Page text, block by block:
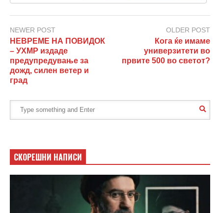
NEWER POST
НЕВРЕМЕ НА ПОВИДОК
– УХМР издаде
предупредување за
дожд, силен ветер и
град
OLDER POST
Кога ќе имаме
универзитети во
првите 500 во светот?
СКОРЕШНИ НАПИСИ